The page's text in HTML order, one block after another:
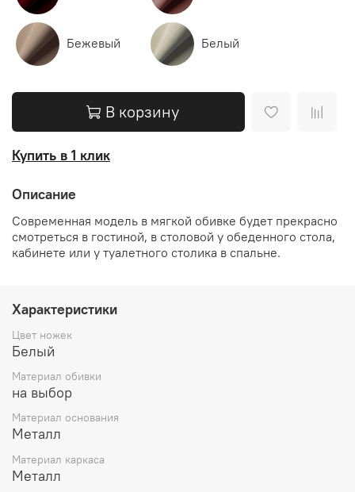
Бежевый Белый
В корзину
Купить в 1 клик
Описание
Современная модель в мягкой обивке будет прекрасно
смотреться в гостиной, в столовой у обеденного стола,
кабинете или у туалетного столика в спальне.
Характеристики
Цвет ножек
Белый
Материал обивки
на выбор
Материал основания
Металл
Материал каркаса
Металл